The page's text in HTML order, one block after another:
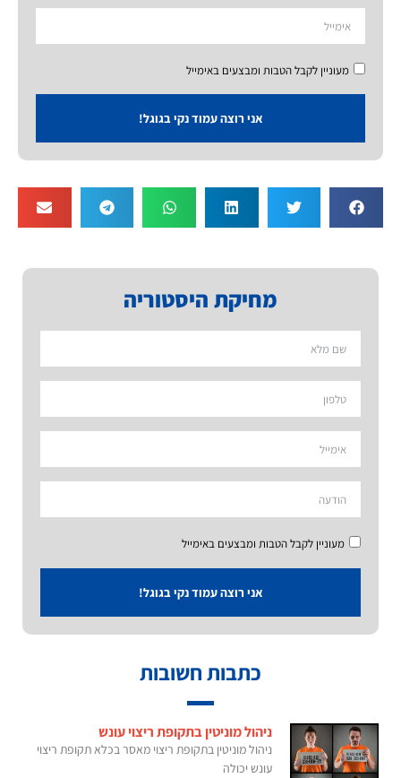
מחיקת היסטוריה
מעוניין לקבל הטבות ומבצעים באימייל
אני רוצה עמוד נקי בגוגל!
כתבות חשובות
ניהול מוניטין בתקופת ריצוי עונש
ניהול מוניטין בתקופת ריצוי מאסר בכלא תקופת ריצוי
עונש יכולה
מעוניין לקבל הטבות ומבצעים באימייל
אני רוצה עמוד נקי בגוגל!